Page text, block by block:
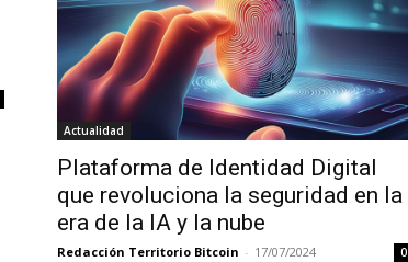
Actualidad
Plataforma de Identidad Digital
que revoluciona la seguridad en la
era de la IA y la nube
Redacción Territorio Bitcoin - 17/07/2024 0